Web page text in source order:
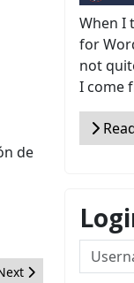
de
article: Encuesta
When I
for
not
I come